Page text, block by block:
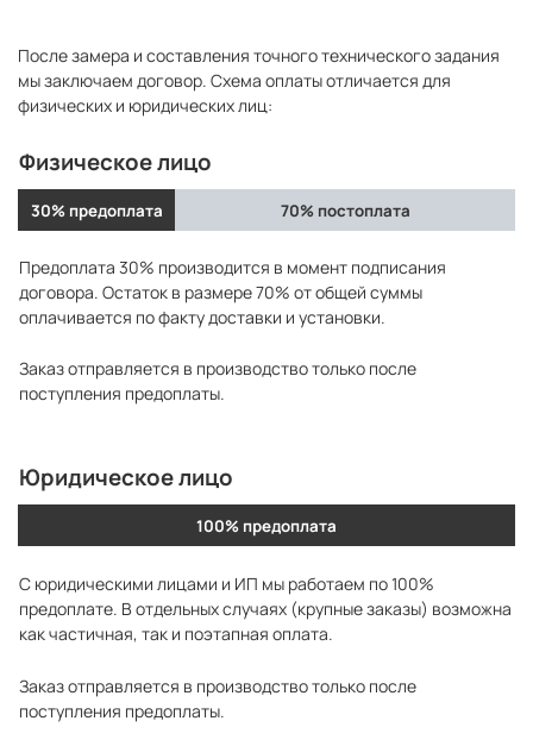
После замера и составления точного технического задания
мы заключаем договор. Схема оплаты отличается для
физических и юридических лиц:
Физическое лицо
30% предоплата 70% постоплата
Предоплата 30% производится в момент подписания
договора. Остаток в размере 70% от общей суммы
оплачивается по факту доставки и установки.
Заказ отправляется в производство только после
поступления предоплаты.
Юридическое лицо
100% предоплата
С юридическими лицами и ИП мы работаем по 100%
предоплате. В отдельных случаях (крупные заказы) возможна
как частичная, так и поэтапная оплата.
Заказ отправляется в производство только после
поступления предоплаты.